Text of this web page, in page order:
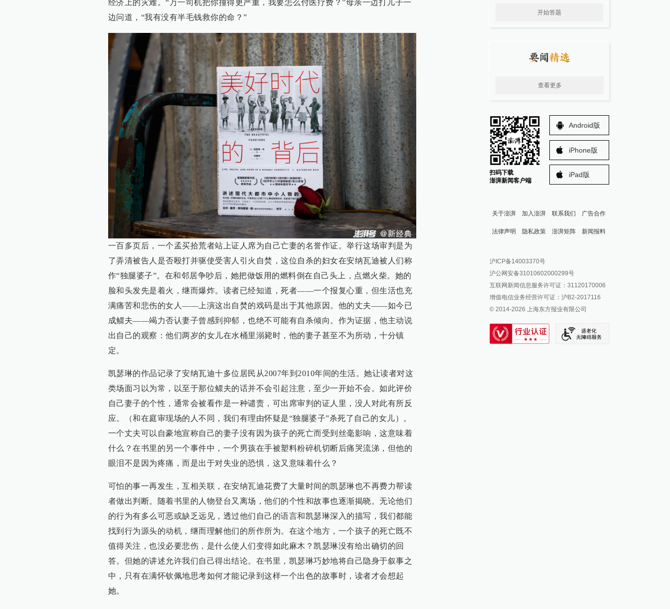
经济上的灾难。“万一司机把你撞得更严重，我要怎么付医疗费？”母亲一边打儿子一
边问道，“我有没有半毛钱救你的命？”
一百多页后，一个孟买拾荒者站上证人席为自己亡妻的名誉作证。举行这场审判是为
了弄清被告人是否殴打并驱使受害人引火自焚，这位自杀的妇女在安纳瓦迪被人们称
作“独腿婆子”。在和邻居争吵后，她把做饭用的燃料倒在自己头上，点燃火柴。她的
脸和头发先是着火，继而爆炸。读者已经知道，死者——一个报复心重，但生活也充
满痛苦和悲伤的女人——上演这出自焚的戏码是出于其他原因。他的丈夫——如今已
成鳏夫——竭力否认妻子曾感到抑郁，也绝不可能有自杀倾向。作为证据，他主动说
出自己的观察：他们两岁的女儿在水桶里溺毙时，他的妻子甚至不为所动，十分镇
定。
凯瑟琳的作品记录了安纳瓦迪十多位居民从2007年到2010年间的生活。她让读者对这
类场面习以为常，以至于那位鳏夫的话并不会引起注意，至少一开始不会。如此评价
自己妻子的个性，通常会被看作是一种谴责，可出席审判的证人里，没人对此有所反
应。（和在庭审现场的人不同，我们有理由怀疑是“独腿婆子”杀死了自己的女儿）。
一个丈夫可以自豪地宣称自己的妻子没有因为孩子的死亡而受到丝毫影响，这意味着
什么？在书里的另一个事件中，一个男孩在手被塑料粉碎机切断后痛哭流涕，但他的
眼泪不是因为疼痛，而是出于对失业的恐惧，这又意味着什么？
可怕的事一再发生，互相关联，在安纳瓦迪花费了大量时间的凯瑟琳也不再费力帮读
者做出判断。随着书里的人物登台又离场，他们的个性和故事也逐渐揭晓。无论他们
的行为有多么可恶或缺乏远见，透过他们自己的语言和凯瑟琳深入的描写，我们都能
找到行为源头的动机，继而理解他们的所作所为。在这个地方，一个孩子的死亡既不
值得关注，也没必要悲伤，是什么使人们变得如此麻木？凯瑟琳没有给出确切的回
答。但她的讲述允许我们自己得出结论。在书里，凯瑟琳巧妙地将自己隐身于叙事之
中，只有在满怀钦佩地思考如何才能记录到这样一个出色的故事时，读者才会想起
她。
开始答题
查看更多
扫码下载
澎湃新闻客户端
Android版
iPhone版
iPad版
关于澎湃 加入澎湃 联系我们 广告合作
法律声明 隐私政策 澎湃矩阵
澎湃新闻公众号
澎湃新闻抖音号
派生万物开放平台
IP SHANGHAI
SIXTH TONE
新闻报料
报料邮箱: news@thepaper.cn
沪ICP备14003370号
沪公网安备31010602000299号
互联网新闻信息服务许可证：31120170006
增值电信业务经营许可证：沪B2-2017116
© 2014-2026 上海东方报业有限公司